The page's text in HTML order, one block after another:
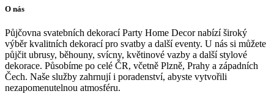
O nás
Půjčovna svatebních dekorací Party Home Decor nabízí široký
výběr kvalitních dekorací pro svatby a další eventy. U nás si můžete
půjčit ubrusy, běhouny, svícny, květinové vazby a další stylové
dekorace. Působíme po celé ČR, včetně Plzně, Prahy a západních
Čech. Naše služby zahrnují i poradenství, abyste vytvořili
nezapomenutelnou atmosféru.